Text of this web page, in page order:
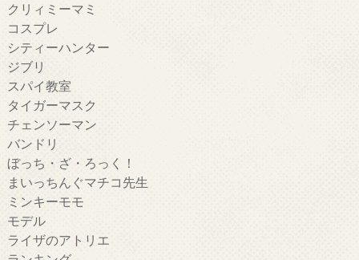
クリィミーマミ
コスプレ
シティーハンター
ジブリ
スパイ教室
タイガーマスク
チェンソーマン
バンドリ
ぼっち・ざ・ろっく！
まいっちんぐマチコ先生
ミンキーモモ
モデル
ライザのアトリエ